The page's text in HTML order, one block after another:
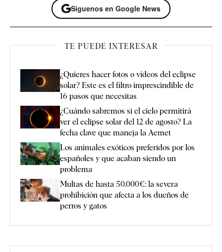
Síguenos en Google News
TE PUEDE INTERESAR
¿Quieres hacer fotos o vídeos del eclipse
solar? Este es el filtro imprescindible de
16 pasos que necesitas
¿Cuándo sabremos si el cielo permitirá
ver el eclipse solar del 12 de agosto? La
fecha clave que maneja la Aemet
Los animales exóticos preferidos por los
españoles y que acaban siendo un
problema
Multas de hasta 50.000€: la severa
prohibición que afecta a los dueños de
perros y gatos